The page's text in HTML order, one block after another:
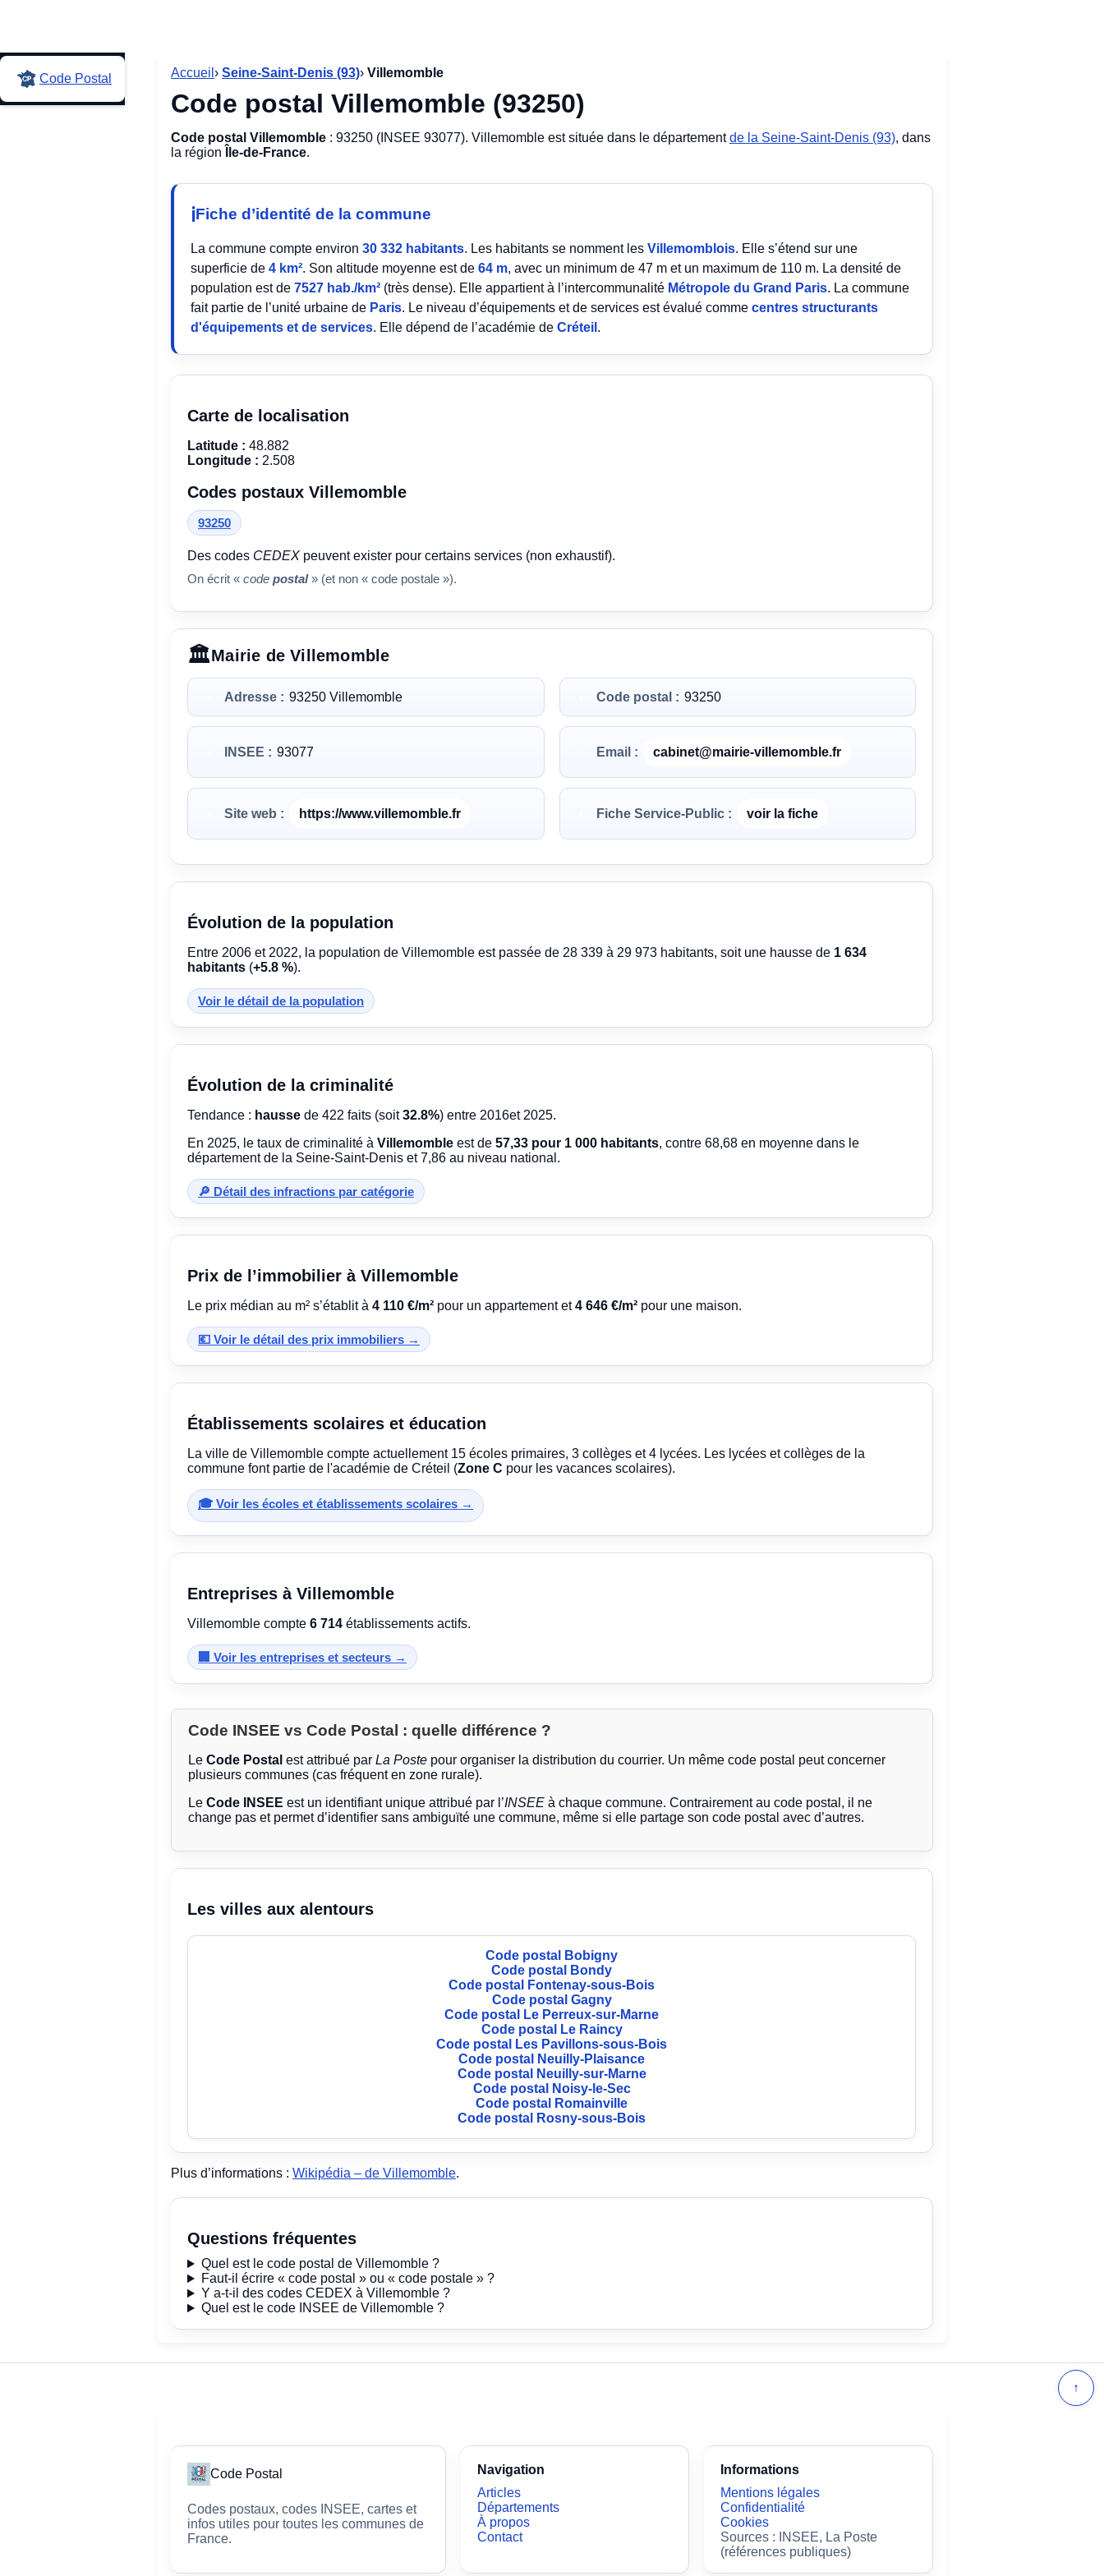
Code Postal Accueil › Seine-Saint-Denis (93)› Villemomble
Code postal Villemomble (93250)
Code postal Villemomble : 93250 (INSEE 93077). Villemomble est située dans le départementde la Seine-Saint-Denis (93), dans
la région
Île-de-France.
Fiche d’identité de la commune
La commune compte environ 30 332 habitants. Les habitants se nomment les Villemomblois. Elle s’étend sur une
superficie de 4 km². Son altitude moyenne est de 64 m, avec un minimum de 47 m et un maximum de 110 m. La densité de
population est de 7527 hab./km² (très dense). Elle appartient à l’intercommunalité Métropole du Grand Paris. La commune
fait partie de l’unité urbaine de Paris. Le niveau d’équipements et de services est évalué comme centres structurants
d'équipements et de services. Elle dépend de l’académie de Créteil .
Carte de localisation
Latitude : 48.882
Longitude : 2.508
Codes postaux Villemomble
93250
Des codes CEDEX peuvent exister pour certains services (non exhaustif).
On écrit « code postal» (et non « code postale »).
Mairie de Villemomble
Adresse : 93250 Villemomble Code postal : 93250
INSEE : 93077 Email : cabinet@mairie-villemomble.fr
Site web : https://www.villemomble.fr Fiche Service-Public : voir la fiche
Évolution de la population
Entre 2006 et 2022, la population de Villemomble est passée de 28 339 à 29 973 habitants, soit une hausse de 1 634
habitants (+5.8 %).
Voir le détail de la population
Évolution de la criminalité
Tendance : hausse de 422 faits (soit32.8%) entre 2016et 2025.
En 2025, le taux de criminalité à Villemomble est de 57,33 pour 1 000 habitants, contre 68,68 en moyenne dans le
département de la Seine-Saint-Denis et 7,86 au niveau national.
🔎 Détail des infractions par catégorie
Prix de l’immobilier à Villemomble
Le prix médian au m² s’établit à 4 110 €/m² pour un appartement et4 646 €/m² pour une maison.
💶 Voir le détail des prix immobiliers →
Établissements scolaires et éducation
La ville de Villemomble compte actuellement 15 écoles primaires, 3 collèges et 4 lycées. Les lycées et collèges de la
commune font partie de l'académie de Créteil (Zone C pour les vacances scolaires).
🎓 Voir les écoles et établissements scolaires →
Entreprises à Villemomble
Villemomble compte 6 714 établissements actifs.
🏢 Voir les entreprises et secteurs →
Code INSEE vs Code Postal : quelle différence ?
Le Code Postal est attribué par La Poste pour organiser la distribution du courrier. Un même code postal peut concerner
plusieurs communes (cas fréquent en zone rurale).
Le Code INSEE est un identifiant unique attribué par l’INSEE à chaque commune. Contrairement au code postal, il ne
change pas et permet d’identifier sans ambiguïté une commune, même si elle partage son code postal avec d’autres.
Les villes aux alentours
Code postal Bobigny
Code postal Bondy
Code postal Fontenay-sous-Bois
Code postal Gagny
Code postal Le Perreux-sur-Marne
Code postal Le Raincy
Code postal Les Pavillons-sous-Bois
Code postal Neuilly-Plaisance
Code postal Neuilly-sur-Marne
Code postal Noisy-le-Sec
Code postal Romainville
Code postal Rosny-sous-Bois
Plus d’informations : Wikipédia – de Villemomble.
Questions fréquentes
Quel est le code postal de Villemomble ?
Faut-il écrire « code postal » ou « code postale » ?
Y a-t-il des codes CEDEX à Villemomble ?
Quel est le code INSEE de Villemomble ?
↑
Code Postal
Codes postaux, codes INSEE, cartes et
infos utiles pour toutes les communes de
France.
Navigation
Articles
Départements
À propos
Contact
Informations
Mentions légales
Confidentialité
Cookies
Sources : INSEE, La Poste
(références publiques)